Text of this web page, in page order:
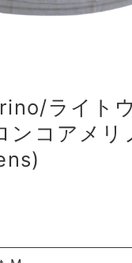
ライト
ンコアメリ